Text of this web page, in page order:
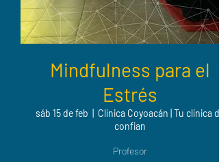
Mindfulness para el
Estrés
sáb 15 de feb
Clínica Coyoacán | Tu clínica de
confian
Profesor